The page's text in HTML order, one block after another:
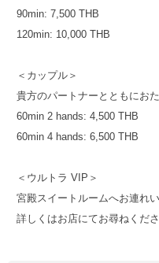
90min: 7,500 THB
120min: 10,000 THB
＜カップル＞
貴方のパートナーとともにお
60min 2 hands: 4,500 THB
60min 4 hands: 6,500 THB
＜ウルトラ VIP＞
宮殿スイートルームへお連れ
詳しくはお店にてお尋ねくだ